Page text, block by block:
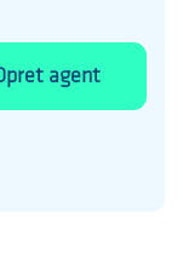
agent